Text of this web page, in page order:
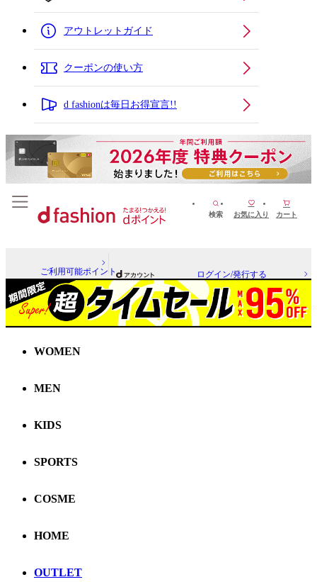
アウトレットガイド
クーポンの使い方
d fashionは毎日お得宣言!!
検索 お気に入り カート
ご利用可能ポイント ログイン/発行する
WOMEN
MEN
KIDS
SPORTS
COSME
HOME
OUTLET